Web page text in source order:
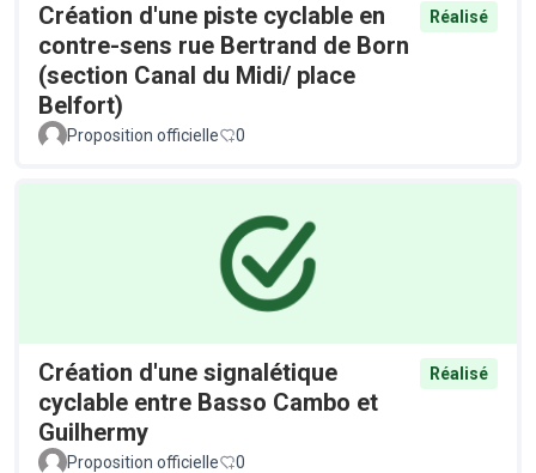
Création d'une piste cyclable en
contre-sens rue Bertrand de Born
(section Canal du Midi/ place
Belfort)
Réalisé
Proposition officielle 0
Création d'une signalétique
cyclable entre Basso Cambo et
Guilhermy
Réalisé
Proposition officielle 0